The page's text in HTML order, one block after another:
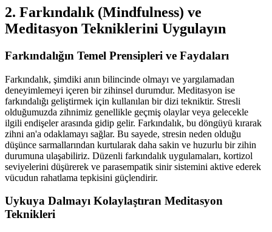
2. Farkındalık (Mindfulness) ve
Meditasyon Tekniklerini Uygulayın
Farkındalığın Temel Prensipleri ve Faydaları
Farkındalık, şimdiki anın bilincinde olmayı ve yargılamadan
deneyimlemeyi içeren bir zihinsel durumdur. Meditasyon ise
farkındalığı geliştirmek için kullanılan bir dizi tekniktir. Stresli
olduğumuzda zihnimiz genellikle geçmiş olaylar veya gelecekle
ilgili endişeler arasında gidip gelir. Farkındalık, bu döngüyü kırarak
zihni an'a odaklamayı sağlar. Bu sayede, stresin neden olduğu
düşünce sarmallarından kurtularak daha sakin ve huzurlu bir zihin
durumuna ulaşabiliriz. Düzenli farkındalık uygulamaları, kortizol
seviyelerini düşürerek ve parasempatik sinir sistemini aktive ederek
vücudun rahatlama tepkisini güçlendirir.
Uykuya Dalmayı Kolaylaştıran Meditasyon
Teknikleri